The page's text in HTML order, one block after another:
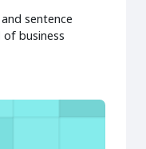
sentence
business